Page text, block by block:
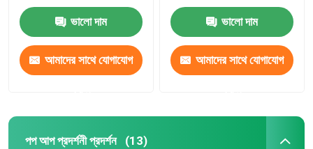
ভালো দাম
আমাদের সাথে যোগাযোগ
ভালো দাম
আমাদের সাথে যোগাযোগ
পপ আপ প্রদর্শনী প্রদর্শন (13)